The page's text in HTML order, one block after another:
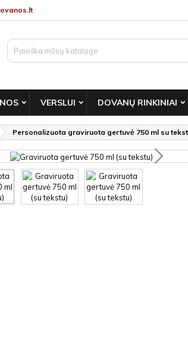
VERSLUI DOVANŲ RINKINIAI
Personalizuota graviruota gertuvė 750 ml su